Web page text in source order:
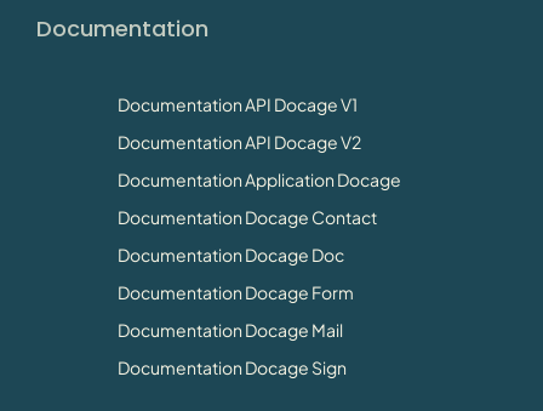
Documentation
Documentation API Docage V1
Documentation API Docage V2
Documentation Application Docage
Documentation Docage Contact
Documentation Docage Doc
Documentation Docage Form
Documentation Docage Mail
Documentation Docage Sign